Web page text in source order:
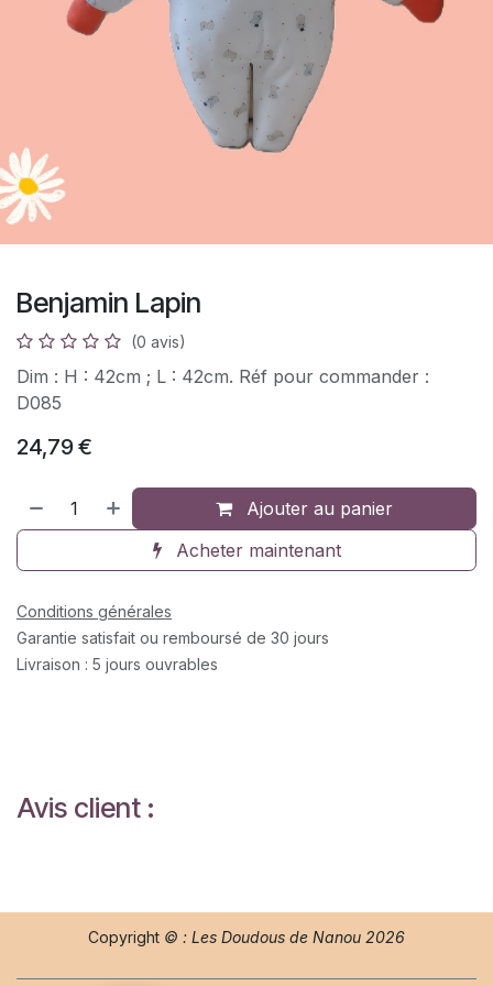
Benjamin Lapin
(0 avis)
Dim : H : 42cm ; L : 42cm. Réf pour commander :
D085
24,79€
Ajouter au panier
Acheter maintenant
Conditions générales
Garantie satisfait ou remboursé de 30 jours
Livraison : 5 jours ouvrables
Avis client :
Copyright © : Les Doudous de Nanou 2026